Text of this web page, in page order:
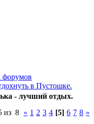
форумов
в Пустошке.
- лучший отдых.
из 8 « 1 2 3 4 [5] 6 7 8 »